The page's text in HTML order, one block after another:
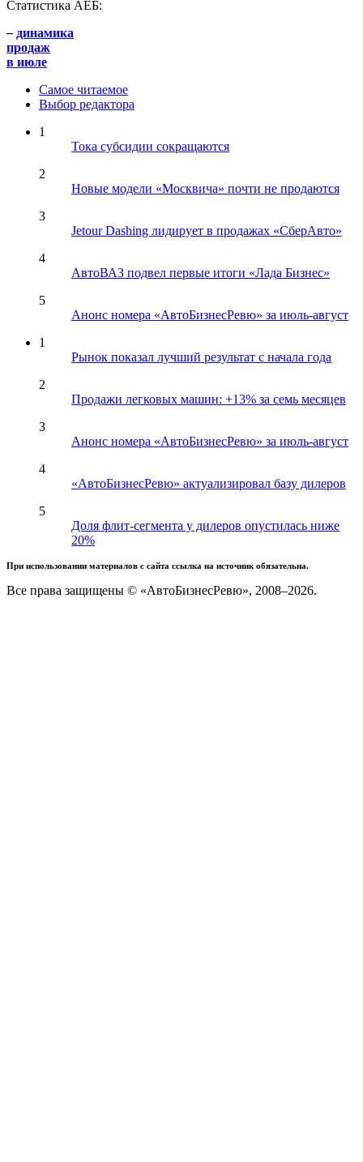
Статистика АЕБ:
– динамика
продаж
в июле
Самое читаемое
Выбор редактора
1
Тока субсидии сокращаются
2
Новые модели «Москвича» почти не продаются
3
Jetour Dashing лидирует в продажах «СберАвто»
4
АвтоВАЗ подвел первые итоги «Лада Бизнес»
5
Анонс номера «АвтоБизнесРевю» за июль-август
1
Рынок показал лучший результат с начала года
2
Продажи легковых машин: +13% за семь месяцев
3
Анонс номера «АвтоБизнесРевю» за июль-август
4
«АвтоБизнесРевю» актуализировал базу дилеров
5
Доля флит-сегмента у дилеров опустилась ниже
20%
При использовании материалов с сайта ссылка на источник обязательна.
Все права защищены © «АвтоБизнесРевю», 2008–2026.